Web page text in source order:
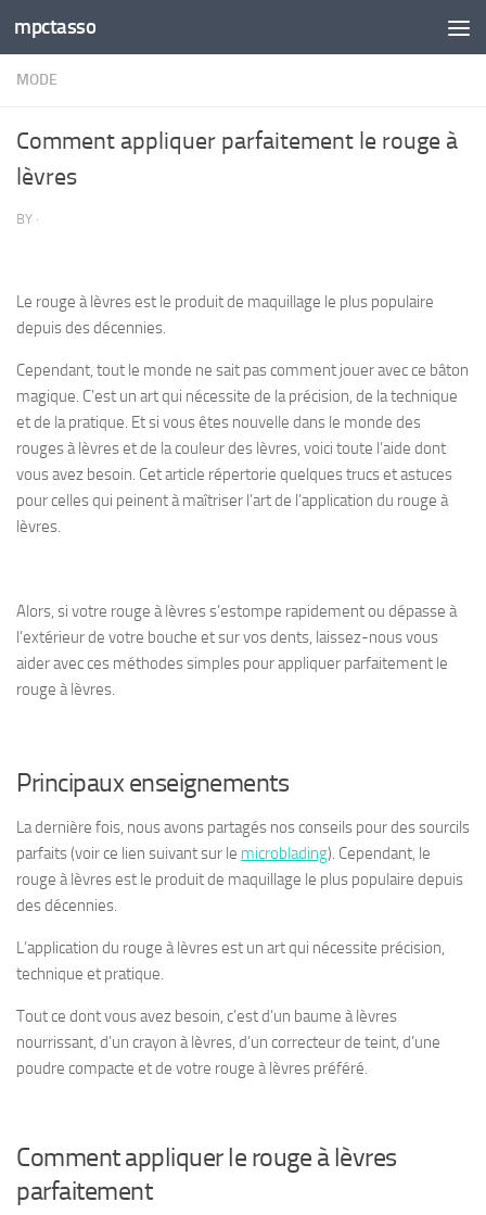
Skip to content
mpctasso
MODE
Comment appliquer parfaitement le rouge à
lèvres
BY ·
Le rouge à lèvres est le produit de maquillage le plus populaire
depuis des décennies.
Cependant, tout le monde ne sait pas comment jouer avec ce bâton
magique. C’est un art qui nécessite de la précision, de la technique
et de la pratique. Et si vous êtes nouvelle dans le monde des
rouges à lèvres et de la couleur des lèvres, voici toute l’aide dont
vous avez besoin. Cet article répertorie quelques trucs et astuces
pour celles qui peinent à maîtriser l’art de l’application du rouge à
lèvres.
Alors, si votre rouge à lèvres s’estompe rapidement ou dépasse à
l’extérieur de votre bouche et sur vos dents, laissez-nous vous
aider avec ces méthodes simples pour appliquer parfaitement le
rouge à lèvres.
Principaux enseignements
La dernière fois, nous avons partagés nos conseils pour des sourcils
parfaits (voir ce lien suivant sur le microblading). Cependant, le
rouge à lèvres est le produit de maquillage le plus populaire depuis
des décennies.
L’application du rouge à lèvres est un art qui nécessite précision,
technique et pratique.
Tout ce dont vous avez besoin, c’est d’un baume à lèvres
nourrissant, d’un crayon à lèvres, d’un correcteur de teint, d’une
poudre compacte et de votre rouge à lèvres préféré.
Comment appliquer le rouge à lèvres
parfaitement